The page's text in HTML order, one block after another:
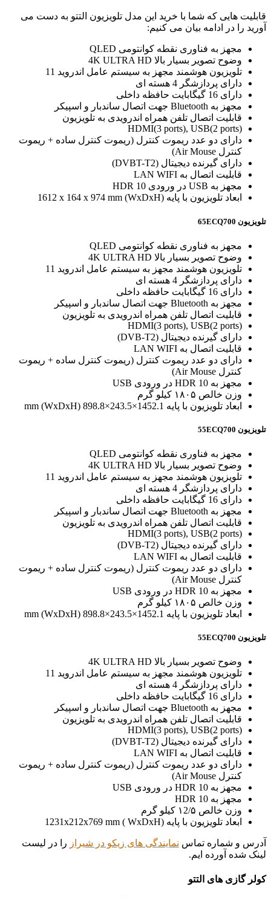
قابلیت هایی که شما با خرید این مدل تلویزیون التتو به دست می
آورید را در ادامه بیان می کنیم:
مجهز به فناوری نقطه کوانتومی QLED
وضوح تصویر بسیار بالا 4K ULTRA HD
تلویزیون هوشمند مجهز به سیستم عامل اندروید 11
دارای پردازشگر 4 هسته ای
دارای 16 گیگابایت حافظه داخلی
مجهز به Bluetooth جهت اتصال ساندبار و اسپیکر
قابلیت اتصال تلفن همراه اندرویدی به تلویزیون
HDMI(3 ports), USB(2 ports)
دارای دو عدد ریموت کنترل (ریموت کنترل ساده + ریموت
کنترل Air Mouse)
دارای گیرنده دیجیتال (DVBT-T2)
قابلیت اتصال به LAN WIFI
مجهز به USB در ورودی 10 HDR
ابعاد تلویزیون با پایه (WxDxH) 1612 x 164 x 974 mm
تلویزیون 65ECQ700
مجهز به فناوری نقطه کوانتومی QLED
وضوح تصویر بسیار بالا 4K ULTRA HD
تلویزیون هوشمند مجهز به سیستم عامل اندروید 11
دارای پردازشگر 4 هسته ای
دارای 16 گیگابایت حافظه داخلی
مجهز به Bluetooth جهت اتصال ساندبار و اسپیکر
قابلیت اتصال تلفن همراه اندرویدی به تلویزیون
HDMI(3 ports), USB(2 ports)
دارای گیرنده دیجیتال (DVB-T2)
قابلیت اتصال به LAN WIFI
دارای دو عدد ریموت کنترل (ریموت کنترل ساده + ریموت
کنترل Air Mouse)
مجهز به 10 HDR در ورودی USB
وزن خالص ۱۸۰۵ کیلو گرم
ابعاد تلویزیون با پایه 1452.1×243.5×898.8 mm (WxDxH)
تلویزیون 55ECQ700
مجهز به فناوری نقطه کوانتومی QLED
وضوح تصویر بسیار بالا 4K ULTRA HD
تلویزیون هوشمند مجهز به سیستم عامل اندروید 11
دارای پردازشگر 4 هسته ای
دارای 16 گیگابایت حافظه داخلی
مجهز به Bluetooth جهت اتصال ساندبار و اسپیکر
قابلیت اتصال تلفن همراه اندرویدی به تلویزیون
HDMI(3 ports), USB(2 ports)
دارای گیرنده دیجیتال (DVB-T2)
قابلیت اتصال به LAN WIFI
دارای دو عدد ریموت کنترل (ریموت کنترل ساده + ریموت
کنترل Air Mouse)
مجهز به 10 HDR در ورودی USB
وزن خالص ۱۸۰۵ کیلو گرم
ابعاد تلویزیون با پایه 1452.1×243.5×898.8 mm (WxDxH)
تلویزیون 55ECQ700
وضوح تصویر بسیار بالا 4K ULTRA HD
تلویزیون هوشمند مجهز به سیستم عامل اندروید 11
دارای پردازشگر 4 هسته ای
دارای 16 گیگابایت حافظه داخلی
مجهز به Bluetooth جهت اتصال ساندبار و اسپیکر
قابلیت اتصال تلفن همراه اندرویدی به تلویزیون
HDMI(3 ports), USB(2 ports)
دارای گیرنده دیجیتال (DVBT-T2)
قابلیت اتصال به LAN WIFI
دارای دو عدد ریموت کنترل (ریموت کنترل ساده + ریموت
کنترل Air Mouse)
مجهز به 10 HDR در ورودی USB
مجهز به 10 HDR
وزن خالص ۱2/۵ کیلو گرم
ابعاد تلویزیون با پایه (WxDxH ) 1231x212x769 mm
آدرس و شماره تماس نمایندگی های زیکو در شیراز را در لیست
لینک شده آورده ایم.
کولر گازی های التتو